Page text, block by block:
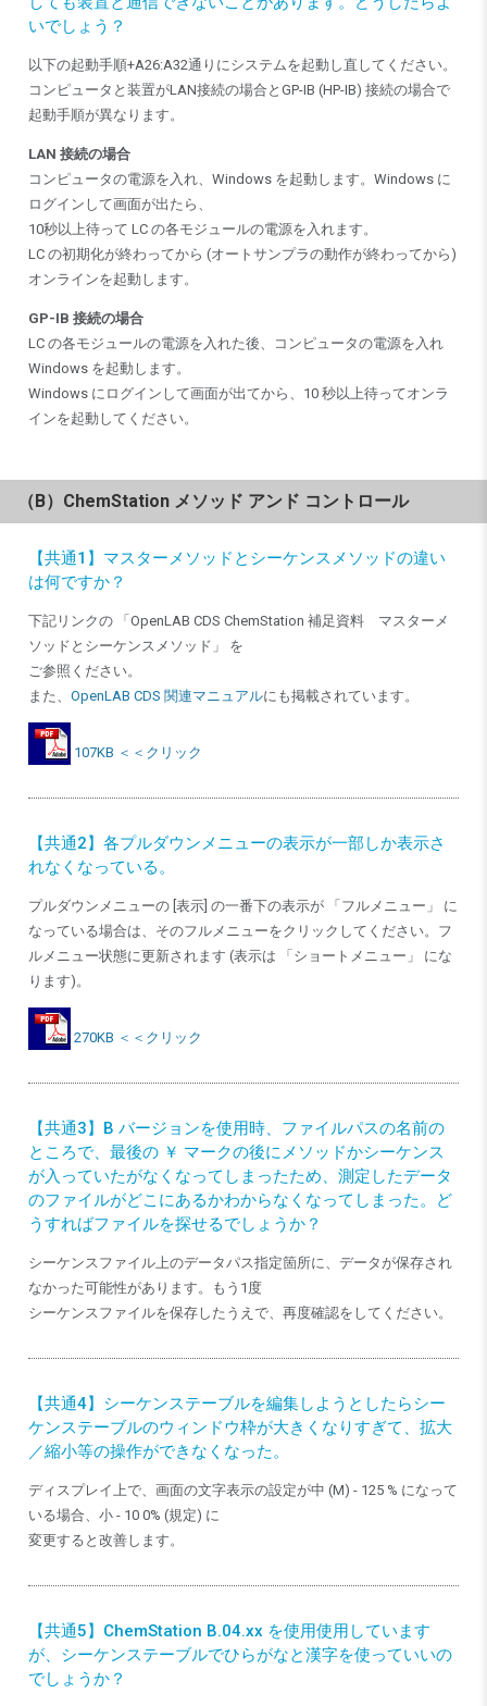
いでしょう？
以下の起動手順+A26:A32通りにシステムを起動し直してください。
コンピュータと装置がLAN接続の場合とGP-IB (HP-IB) 接続の場合で
起動手順が異なります。
LAN 接続の場合
コンピュータの電源を入れ、Windows を起動します。Windows に
ログインして画面が出たら、
10秒以上待って LC の各モジュールの電源を入れます。
LC の初期化が終わってから (オートサンプラの動作が終わってから)
オンラインを起動します。
GP-IB 接続の場合
LC の各モジュールの電源を入れた後、コンピュータの電源を入れ
Windows を起動します。
Windows にログインして画面が出てから、10 秒以上待ってオンラ
インを起動してください。
（B）ChemStation メソッド アンド コントロール
【共通1】マスターメソッドとシーケンスメソッドの違い
は何ですか？
下記リンクの 「OpenLAB CDS ChemStation 補足資料 マスターメ
ソッドとシーケンスメソッド」 を
ご参照ください。
また、 OpenLAB CDS 関連マニュアルにも掲載されています。
107KB ＜＜クリック
【共通2】各プルダウンメニューの表示が一部しか表示さ
れなくなっている。
プルダウンメニューの [表示] の一番下の表示が 「フルメニュー」 に
なっている場合は、そのフルメニューをクリックしてください。フ
ルメニュー状態に更新されます (表示は 「ショートメニュー」 にな
ります)。
270KB ＜＜クリック
【共通3】B バージョンを使用時、ファイルパスの名前の
ところで、最後の ￥ マークの後にメソッドかシーケンス
が入っていたがなくなってしまったため、測定したデータ
のファイルがどこにあるかわからなくなってしまった。ど
うすればファイルを探せるでしょうか？
シーケンスファイル上のデータパス指定箇所に、データが保存され
なかった可能性があります。もう1度
シーケンスファイルを保存したうえで、再度確認をしてください。
【共通4】シーケンステーブルを編集しようとしたらシー
ケンステーブルのウィンドウ枠が大きくなりすぎて、拡大
／縮小等の操作ができなくなった。
ディスプレイ上で、画面の文字表示の設定が中 (M) - 125 % になって
いる場合、小 - 10 0% (規定) に
変更すると改善します。
【共通5】ChemStation B.04.xx を使用使用しています
が、シーケンステーブルでひらがなと漢字を使っていいの
でしょうか？